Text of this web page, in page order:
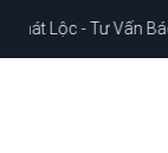
Vấn Báo Giá Miễn